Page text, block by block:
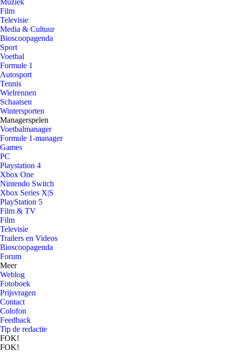
Muziek
Film
Televisie
Media & Cultuur
Bioscoopagenda
Sport
Voetbal
Formule 1
Autosport
Tennis
Wielrennen
Schaatsen
Wintersporten
Managerspelen
Voetbalmanager
Formule 1-manager
Games
PC
Playstation 4
Xbox One
Nintendo Switch
Xbox Series X|S
PlayStation 5
Film & TV
Film
Televisie
Trailers en Videos
Bioscoopagenda
Forum
Meer
Weblog
Fotoboek
Prijsvragen
Contact
Colofon
Feedback
Tip de redactie
FOK!
FOK!